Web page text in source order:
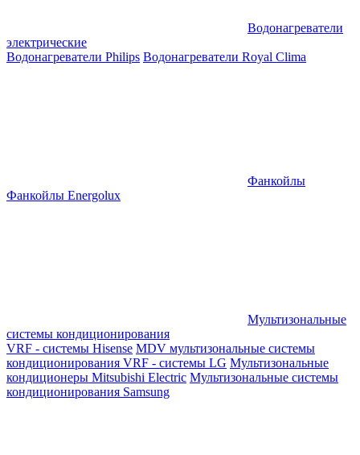
Водонагреватели
электрические
Водонагреватели Philips Водонагреватели Royal Clima
Фанкойлы
Фанкойлы Energolux
Мультизональные
системы кондиционирования
VRF - системы Hisense MDV мультизональные системы
кондиционирования VRF - системы LG Мультизональные
кондиционеры Mitsubishi Electric Мультизональные системы
кондиционирования Samsung